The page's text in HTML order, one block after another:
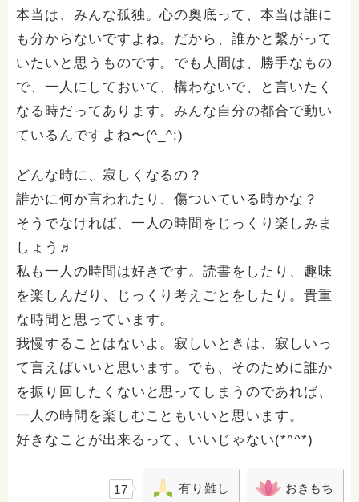
本当は、みんな孤独。心の奥底って、本当は誰に
も分からないですよね。だから、誰かと繋がって
いたいと思うものです。でも人間は、勝手なもの
で、一人にしておいて、構わないで、と言いたく
なる時だってあります。みんな自分の都合で動い
ているんですよね〜(^_^;)
どんな時に、寂しくなるの？
誰かに何か言われたり、傷ついている時かな？
そうでなければ、一人の時間をじっくり楽しみま
しょう♬
私も一人の時間は好きです。読書をしたり、趣味
を楽しんだり、じっくり考えごとをしたり。貴重
な時間と思っています。
我慢することはないよ。寂しいときは、寂しいっ
て言えばいいと思います。でも、そのために誰か
を振り回したくないと思ってしまうのであれば、
一人の時間を楽しむこともいいと思います。
好きなことが出来るって、いいじゃない(*^^*)
17 有り難し おきもち